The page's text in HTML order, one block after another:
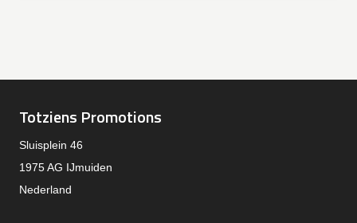
Totziens Promotions
Sluisplein 46
1975 AG IJmuiden
Nederland